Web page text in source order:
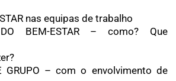
nas equipas de trabalho
BEM-ESTAR – como? Que
GRUPO – com o envolvimento de